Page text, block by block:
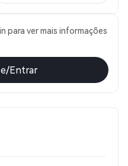
para ver mais informações
Entrar